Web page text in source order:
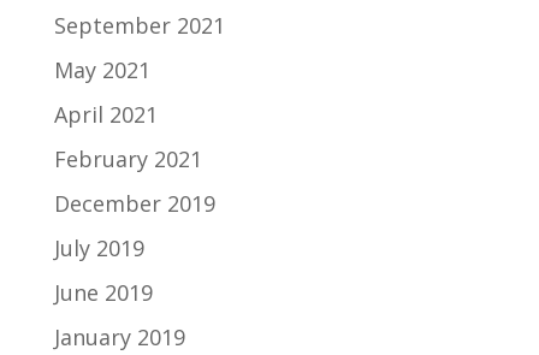
September 2021
May 2021
April 2021
February 2021
December 2019
July 2019
June 2019
January 2019